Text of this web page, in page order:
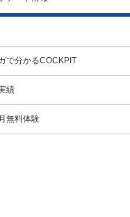
で分かるCOCKPIT
績
無料体験